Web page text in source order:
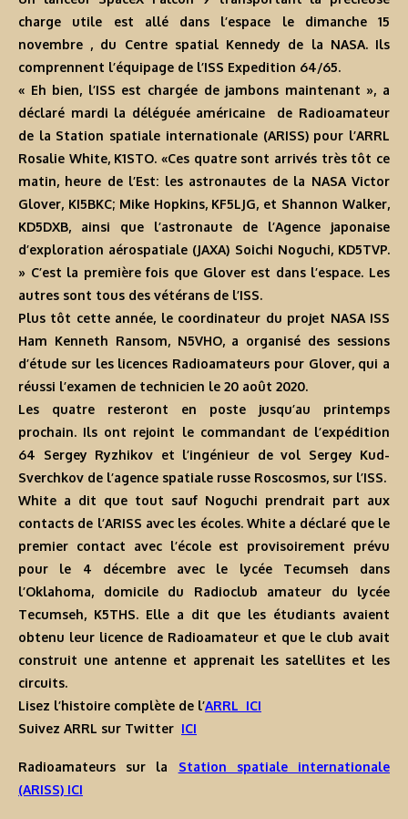
charge utile est allé dans l’espace le dimanche 15
novembre , du Centre spatial Kennedy de la NASA. Ils
comprennent l’équipage de l’ISS Expedition 64/65.
« Eh bien, l’ISS est chargée de jambons maintenant », a
déclaré mardi la déléguée américaine de Radioamateur
de la Station spatiale internationale (ARISS) pour l’ARRL
Rosalie White, K1STO. «Ces quatre sont arrivés très tôt ce
matin, heure de l’Est: les astronautes de la NASA Victor
Glover, KI5BKC; Mike Hopkins, KF5LJG, et Shannon Walker,
KD5DXB, ainsi que l’astronaute de l’Agence japonaise
d’exploration aérospatiale (JAXA) Soichi Noguchi, KD5TVP.
» C’est la première fois que Glover est dans l’espace. Les
autres sont tous des vétérans de l’ISS.
Plus tôt cette année, le coordinateur du projet NASA ISS
Ham Kenneth Ransom, N5VHO, a organisé des sessions
d’étude sur les licences Radioamateurs pour Glover, qui a
réussi l’examen de technicien le 20 août 2020.
Les quatre resteront en poste jusqu’au printemps
prochain. Ils ont rejoint le commandant de l’expédition
64 Sergey Ryzhikov et l’ingénieur de vol Sergey Kud-
Sverchkov de l’agence spatiale russe Roscosmos, sur l’ISS.
White a dit que tout sauf Noguchi prendrait part aux
contacts de l’ARISS avec les écoles. White a déclaré que le
premier contact avec l’école est provisoirement prévu
pour le 4 décembre avec le lycée Tecumseh dans
l’Oklahoma, domicile du Radioclub amateur du lycée
Tecumseh, K5THS. Elle a dit que les étudiants avaient
obtenu leur licence de Radioamateur et que le club avait
construit une antenne et apprenait les satellites et les
circuits.
Lisez l’histoire complète de l’ARRL ICI
Suivez ARRL sur Twitter ICI
Radioamateurs sur la Station spatiale internationale
(ARISS) ICI